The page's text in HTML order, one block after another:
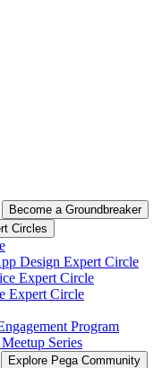
Become a Groundbreaker
Circles
Design Expert Circle
Expert Circle
Expert Circle
Program
Series
Explore Pega Community